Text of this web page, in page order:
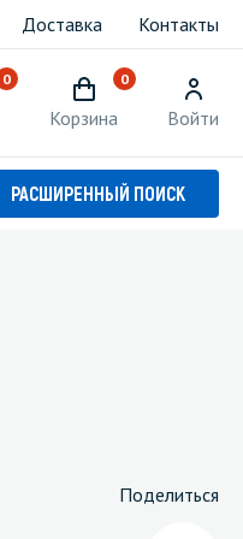
Доставка Контакты
0 0
Корзина Войти
РАСШИРЕННЫЙ ПОИСК
Поделиться